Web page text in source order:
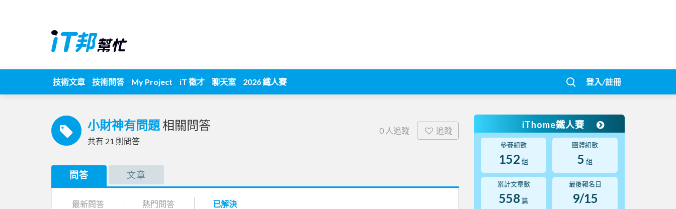
技術文章 技術問答 My Project iT 徵才 聊天室 2026 鐵人賽 登入/註冊
小財神有問題 相關問答
共有 21 則問答
0 人追蹤 追蹤
問答 文章
最新問答 熱門問答 已解決
iThome鐵人賽
參賽組數
152 組
團體組數
5 組
累計文章數
558 篇
最後報名日
9/15